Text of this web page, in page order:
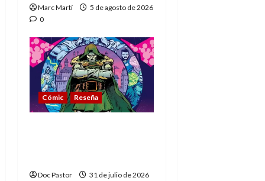
Marc Martí
5 de agosto de 2026
0
Cómic Reseña
Doc Pastor
31 de julio de 2026